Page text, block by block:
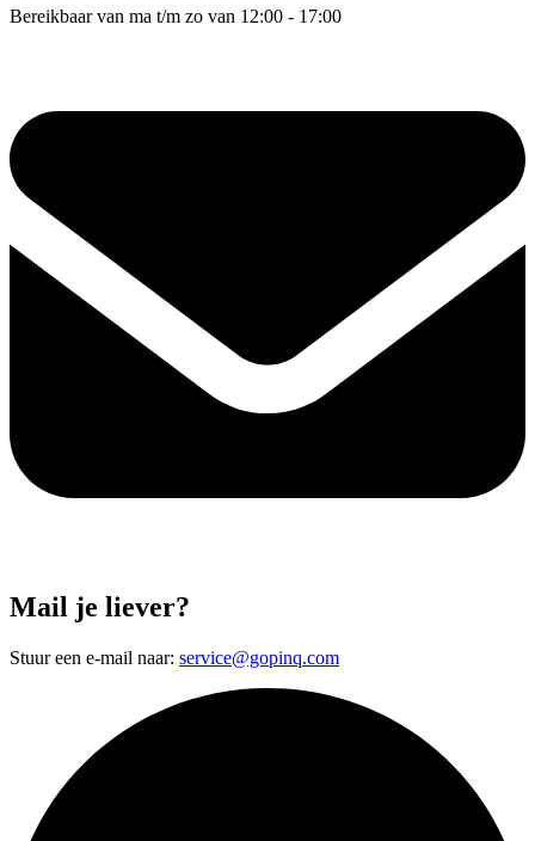
Bereikbaar van ma t/m zo van 12:00 - 17:00
Mail je liever?
Stuur een e-mail naar: service@gopinq.com